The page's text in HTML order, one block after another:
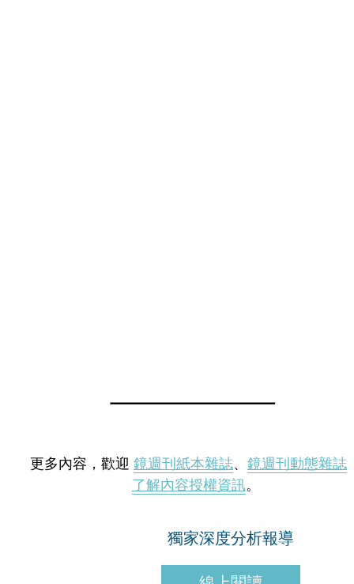
更多內容，歡迎 鏡週刊紙本雜誌、 鏡週刊動態雜誌
了解內容授權資訊。
獨家深度分析報導